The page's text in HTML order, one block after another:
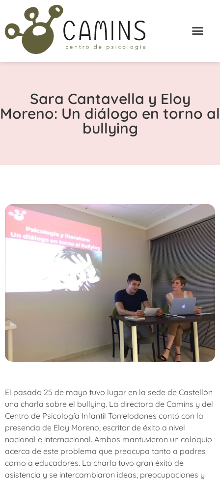
Sara Cantavella y Eloy
Moreno: Un diálogo en torno al
bullying
El pasado 25 de mayo tuvo lugar en la sede de Castellón
una charla sobre el bullying. La directora de Camins y del
Centro de Psicología Infantil Torrelodones contó con la
presencia de Eloy Moreno, escritor de éxito a nivel
nacional e internacional. Ambos mantuvieron un coloquio
acerca de este problema que preocupa tanto a padres
como a educadores. La charla tuvo gran éxito de
asistencia y se intercambiaron ideas, preocupaciones y